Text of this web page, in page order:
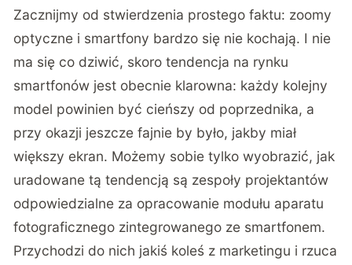
Zacznijmy od stwierdzenia prostego faktu: zoomy
optyczne i smartfony bardzo się nie kochają. I nie
ma się co dziwić, skoro tendencja na rynku
smartfonów jest obecnie klarowna: każdy kolejny
model powinien być cieńszy od poprzednika, a
przy okazji jeszcze fajnie by było, jakby miał
większy ekran. Możemy sobie tylko wyobrazić, jak
uradowane tą tendencją są zespoły projektantów
odpowiedzialne za opracowanie modułu aparatu
fotograficznego zintegrowanego ze smartfonem.
Przychodzi do nich jakiś koleś z marketingu i rzuca